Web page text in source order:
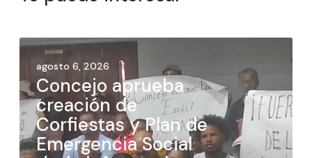
agosto 6, 2026
Concejo aprueba
creación de
Corfiestas y Plan de
Emergencia Social